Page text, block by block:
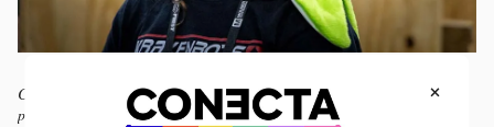
Camila decidió traer un ukelele porque le ayuda a tranquilizarse y de
paso cree que puede ayudar a alguien más, / Foto: Kevin Chaires
×